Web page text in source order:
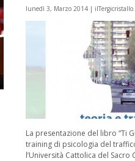
lunedì 3, Marzo 2014 |
La presentazione del libro “Ti
training di psicologia del
l’Università Cattolica del Sacro